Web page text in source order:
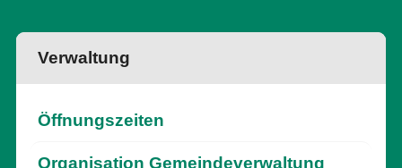
Verwaltung
Öffnungszeiten
Organisation Gemeindeverwaltung